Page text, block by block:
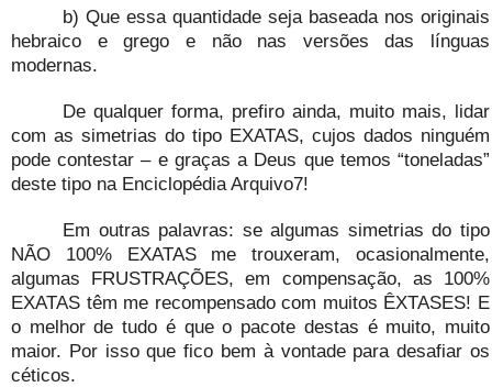
b) Que essa quantidade seja baseada nos originais
hebraico e grego e não nas versões das línguas
modernas.
De qualquer forma, prefiro ainda, muito mais, lidar
com as simetrias do tipo EXATAS, cujos dados ninguém
pode contestar – e graças a Deus que temos “toneladas”
deste tipo na Enciclopédia Arquivo7!
Em outras palavras: se algumas simetrias do tipo
NÃO 100% EXATAS me trouxeram, ocasionalmente,
algumas FRUSTRAÇÕES, em compensação, as 100%
EXATAS têm me recompensado com muitos ÊXTASES! E
o melhor de tudo é que o pacote destas é muito, muito
maior. Por isso que fico bem à vontade para desafiar os
céticos.